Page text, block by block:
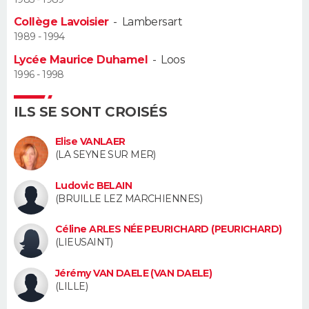
Alimentation
Guide de la santé
Maladies
Médicaments
Sommeil
VOYAGE
Destinations
City break
Voyage nature
Voyage de noces
Forum
Climat
PHOTO
GUIDES D'ACHAT
CARTE DE VOEUX
Carte de Noël
Carte Bonne année
Carte Saint-Valentin
Carte Pâques
Carte d'anniversaire
DICTIONNAIRE
PROGRAMME TV
COPAINS D'AVANT
S'inscrire
Se connecter
Lycées
Collèges
Primaires
Universités
Entreprises
Service militaire
Avis de recherche
AVIS DE DÉCÈS
Collège Lavoisier- Lambersart
1989 - 1994
Lycée Maurice Duhamel - Loos
1996 - 1998
ILS SE SONT CROISÉS
Elise VANLAER
(LA SEYNE SUR MER)
Ludovic BELAIN
(BRUILLE LEZ MARCHIENNES)
Céline ARLES NÉE PEURICHARD (PEURICHARD)
(LIEUSAINT)
Jérémy VAN DAELE (VAN DAELE)
(LILLE)